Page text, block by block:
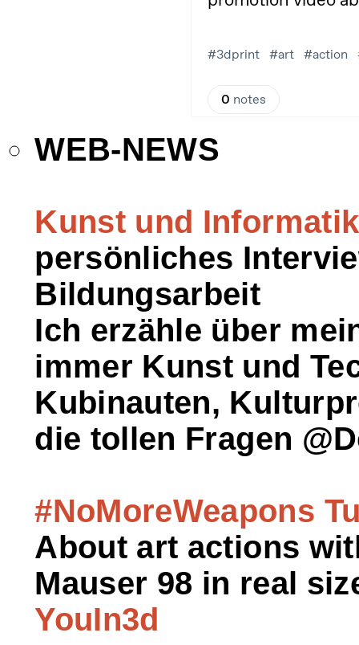
WEB-NEWS
Kunst und
persönliches
Bildungsarbeit
Ich erzähle über
immer Kunst und
Kubinauten,
die tollen Fragen
#NoMoreWeapons
About art actions
Mauser 98 in real
YouIn3d